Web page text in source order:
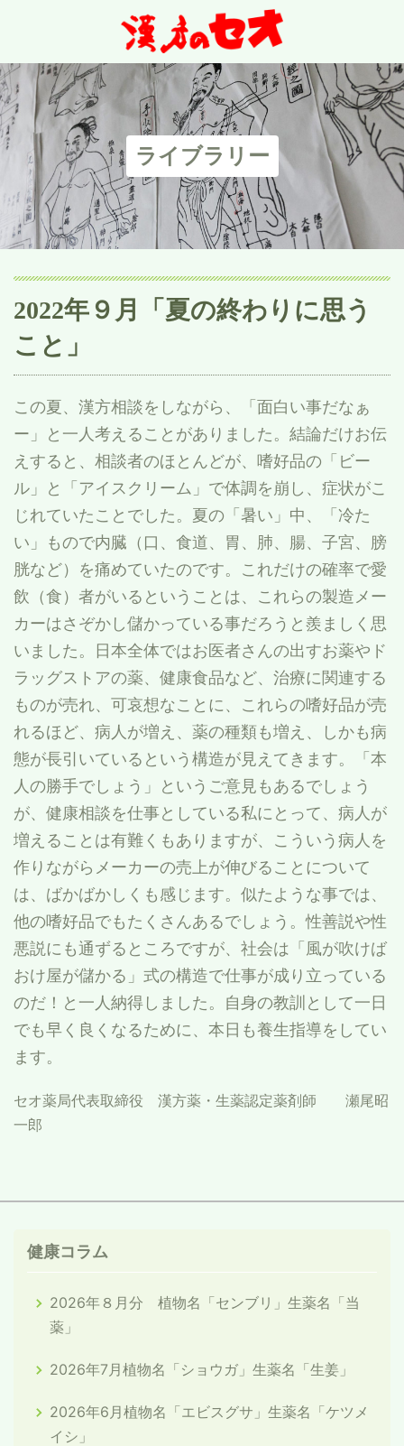
ライブラリー
2022年９月「夏の終わりに思う
こと」
この夏、漢方相談をしながら、「面白い事だなぁ
ー」と一人考えることがありました。結論だけお伝
えすると、相談者のほとんどが、嗜好品の「ビー
ル」と「アイスクリーム」で体調を崩し、症状がこ
じれていたことでした。夏の「暑い」中、「冷た
い」もので内臓（口、食道、胃、肺、腸、子宮、膀
胱など）を痛めていたのです。これだけの確率で愛
飲（食）者がいるということは、これらの製造メー
カーはさぞかし儲かっている事だろうと羨ましく思
いました。日本全体ではお医者さんの出すお薬やド
ラッグストアの薬、健康食品など、治療に関連する
ものが売れ、可哀想なことに、これらの嗜好品が売
れるほど、病人が増え、薬の種類も増え、しかも病
態が長引いているという構造が見えてきます。「本
人の勝手でしょう」というご意見もあるでしょう
が、健康相談を仕事としている私にとって、病人が
増えることは有難くもありますが、こういう病人を
作りながらメーカーの売上が伸びることについて
は、ばかばかしくも感じます。似たような事では、
他の嗜好品でもたくさんあるでしょう。性善説や性
悪説にも通ずるところですが、社会は「風が吹けば
おけ屋が儲かる」式の構造で仕事が成り立っている
のだ！と一人納得しました。自身の教訓として一日
でも早く良くなるために、本日も養生指導をしてい
ます。
セオ薬局代表取締役 漢方薬・生薬認定薬剤師 瀬尾昭
一郎
健康コラム
2026年８月分 植物名「センブリ」生薬名「当
薬」
2026年7月植物名「ショウガ」生薬名「生姜」
2026年6月植物名「エビスグサ」生薬名「ケツメ
イシ」